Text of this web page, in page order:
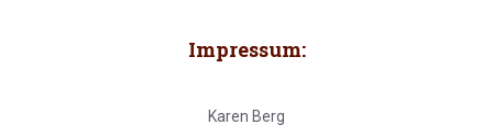
Impressum:
Karen Berg